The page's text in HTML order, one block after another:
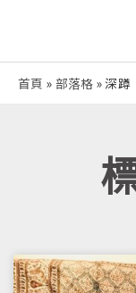
首頁 部落格 深蹲